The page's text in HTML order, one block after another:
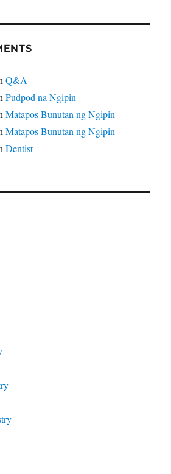
Q&A
Pudpod na Ngipin
Matapos Bunutan ng Ngipin
Matapos Bunutan ng Ngipin
Dentist